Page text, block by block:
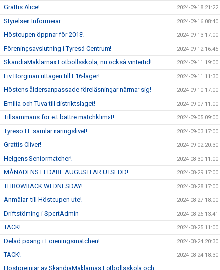
Grattis Alice! 2024-09-18 21:22
Styrelsen Informerar 2024-09-16 08:40
Höstcupen öppnar för 2018! 2024-09-13 17:00
Föreningsavslutning i Tyresö Centrum! 2024-09-12 16:45
SkandiaMäklarnas Fotbollsskola, nu också vintertid! 2024-09-11 19:00
Liv Borgman uttagen till F16-läger! 2024-09-11 11:30
Höstens åldersanpassade föreläsningar närmar sig! 2024-09-10 17:00
Emilia och Tuva till distriktslaget! 2024-09-07 11:00
Tillsammans för ett bättre matchklimat! 2024-09-05 09:00
Tyresö FF samlar näringslivet! 2024-09-03 17:00
Grattis Oliver! 2024-09-02 20:30
Helgens Seniormatcher! 2024-08-30 11:00
MÅNADENS LEDARE AUGUSTI ÄR UTSEDD! 2024-08-29 17:00
THROWBACK WEDNESDAY! 2024-08-28 17:00
Anmälan till Höstcupen ute! 2024-08-27 18:00
Driftstörning i SportAdmin 2024-08-26 13:41
TACK! 2024-08-25 11:00
Delad poäng i Föreningsmatchen! 2024-08-24 20:30
TACK! 2024-08-24 18:30
Höstpremiär av SkandiaMäklarnas Fotbollsskola och